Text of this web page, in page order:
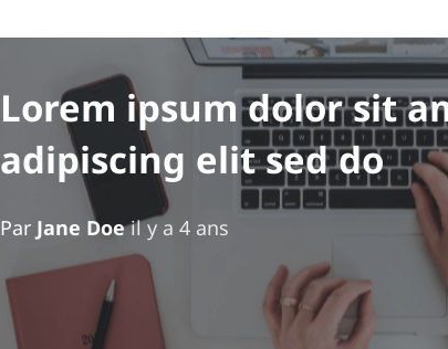
Lorem ipsum dolor sit
adipiscing elit sed do
Par Jane Doeil y a 4 ans